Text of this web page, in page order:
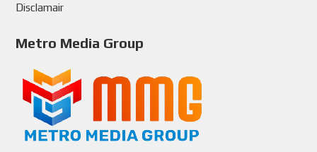
Disclamair
Metro Media Group